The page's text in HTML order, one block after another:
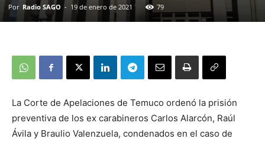
Por Radio SAGO - 19 de enero de 2021 79
La Corte de Apelaciones de Temuco ordenó la prisión
preventiva de los ex carabineros Carlos Alarcón, Raúl
Ávila y Braulio Valenzuela, condenados en el caso de